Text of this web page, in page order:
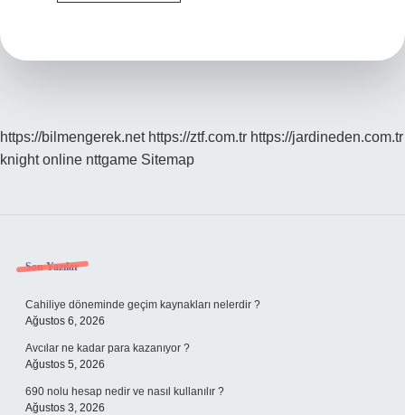
https://bilmengerek.net https://ztf.com.tr https://jardineden.com.tr
knight online nttgame Sitemap
Sidebar
Son Yazılar
Cahiliye döneminde geçim kaynakları nelerdir ?
Ağustos 6, 2026
Avcılar ne kadar para kazanıyor ?
Ağustos 5, 2026
690 nolu hesap nedir ve nasıl kullanılır ?
Ağustos 3, 2026